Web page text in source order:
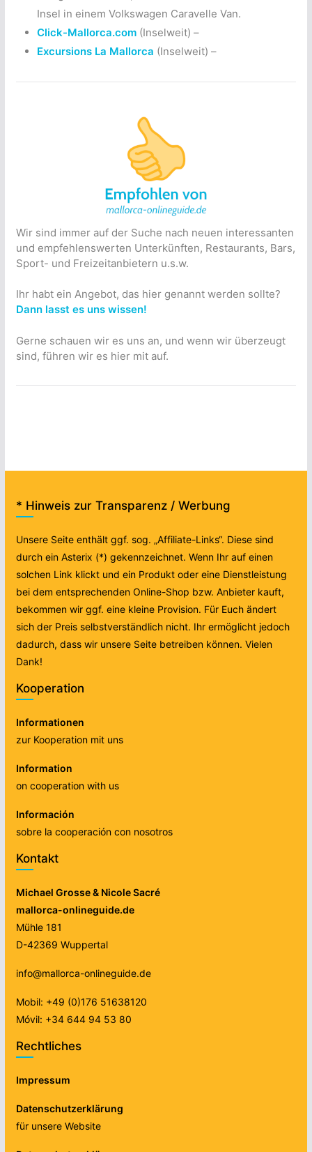
Insel in einem Volkswagen Caravelle Van.
Click-Mallorca.com(Inselweit) –
Excursions La Mallorca (Inselweit) –
Wir sind immer auf der Suche nach neuen interessanten
und empfehlenswerten Unterkünften, Restaurants, Bars,
Sport- und Freizeitanbietern u.s.w.
Ihr habt ein Angebot, das hier genannt werden sollte?
Dann lasst es uns wissen!
Gerne schauen wir es uns an, und wenn wir überzeugt
sind, führen wir es hier mit auf.
* Hinweis zur Transparenz / Werbung
Unsere Seite enthält ggf. sog. „Affiliate-Links“. Diese sind
durch ein Asterix (*) gekennzeichnet. Wenn Ihr auf einen
solchen Link klickt und ein Produkt oder eine Dienstleistung
bei dem entsprechenden Online-Shop bzw. Anbieter kauft,
bekommen wir ggf. eine kleine Provision. Für Euch ändert
sich der Preis selbstverständlich nicht. Ihr ermöglicht jedoch
dadurch, dass wir unsere Seite betreiben können. Vielen
Dank!
Kooperation
Informationen
zur Kooperation mit uns
Information
on cooperation with us
Información
sobre la cooperación con nosotros
Kontakt
Michael Grosse & Nicole Sacré
mallorca-onlineguide.de
Mühle 181
D-42369 Wuppertal
info@mallorca-onlineguide.de
Mobil: +49 (0)176 51638120
Móvil: +34 644 94 53 80
Rechtliches
Impressum
Datenschutzerklärung
für unsere Website